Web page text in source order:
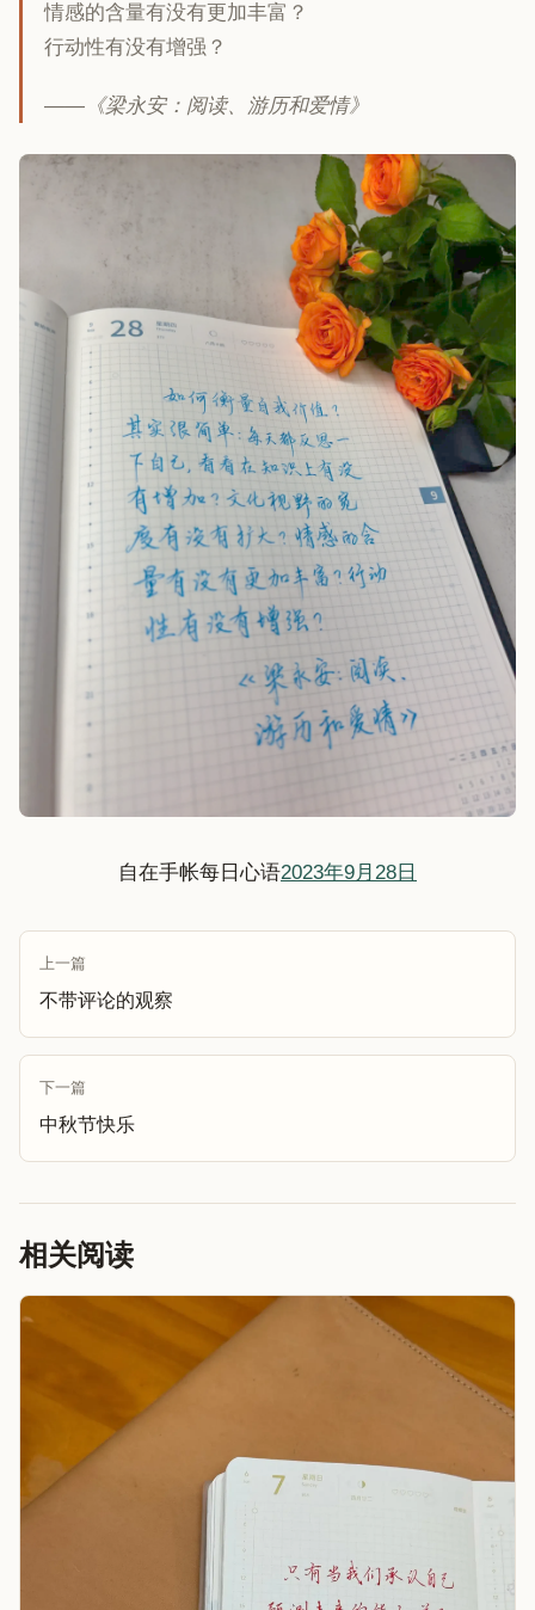
情感的含量有没有更加丰富？
行动性有没有增强？
——《梁永安：阅读、游历和爱情》
自在手帐每日心语2023年9月28日
上一篇
不带评论的观察
下一篇
中秋节快乐
相关阅读